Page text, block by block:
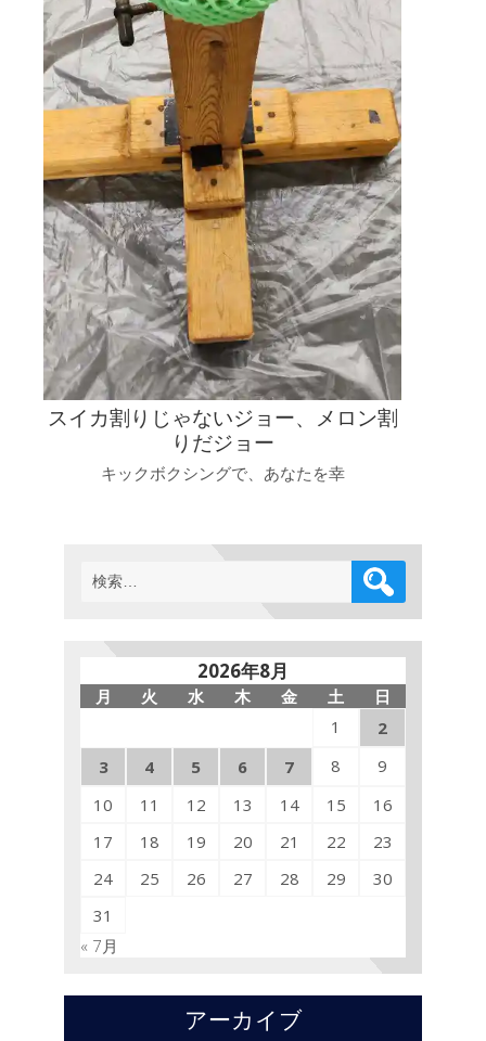
スイカ割りじゃないジョー、メロン割
りだジョー
キックボクシングで、あなたを幸
検
索:
2026年8月
月 火 水 木 金 土
日
1
2
3
4 5 6 7 8
9
10
11 12 13 14 15
16
17
18 19 20 21 22
23
24
25 26 27 28 29
30
31
« 7月
アーカイブ